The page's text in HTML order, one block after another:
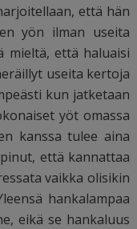
että hän
yön ilman useita
mieltä, että haluaisi
useita kertoja
kun jatketaan
yöt omassa
kanssa tulee aina
että kannattaa
vaikka olisikin
hankalampaa
eikä se hankaluus